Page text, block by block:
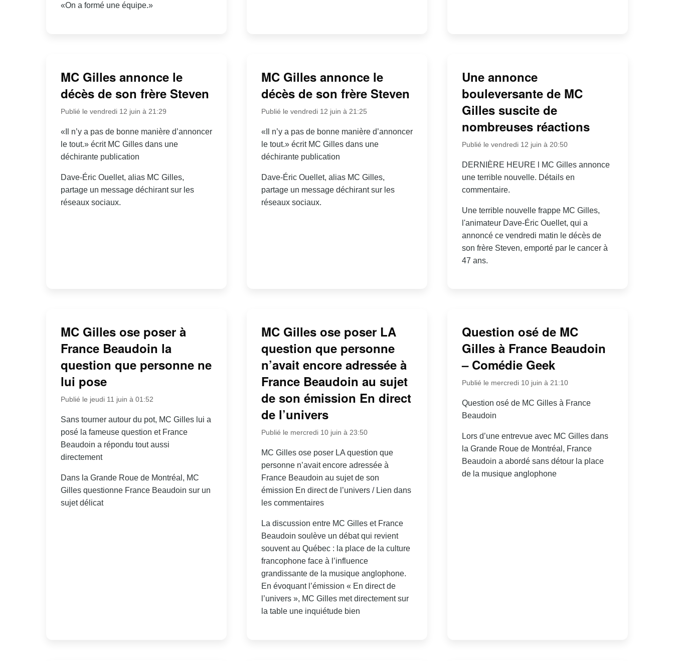
«On a formé une équipe.»
MC Gilles annonce le
décès de son frère Steven
Publié le vendredi 12 juin à 21:29
«Il n’y a pas de bonne manière d’annoncer
le tout.» écrit MC Gilles dans une
déchirante publication
Dave-Éric Ouellet, alias MC Gilles,
partage un message déchirant sur les
réseaux sociaux.
MC Gilles annonce le
décès de son frère Steven
Publié le vendredi 12 juin à 21:25
«Il n’y a pas de bonne manière d’annoncer
le tout.» écrit MC Gilles dans une
déchirante publication
Dave-Éric Ouellet, alias MC Gilles,
partage un message déchirant sur les
réseaux sociaux.
Une annonce
bouleversante de MC
Gilles suscite de
nombreuses réactions
Publié le vendredi 12 juin à 20:50
DERNIÈRE HEURE l MC Gilles annonce
une terrible nouvelle. Détails en
commentaire.
Une terrible nouvelle frappe MC Gilles,
l'animateur Dave-Éric Ouellet, qui a
annoncé ce vendredi matin le décès de
son frère Steven, emporté par le cancer à
47 ans.
MC Gilles ose poser à
France Beaudoin la
question que personne ne
lui pose
Publié le jeudi 11 juin à 01:52
Sans tourner autour du pot, MC Gilles lui a
posé la fameuse question et France
Beaudoin a répondu tout aussi
directement
Dans la Grande Roue de Montréal, MC
Gilles questionne France Beaudoin sur un
sujet délicat
MC Gilles ose poser LA
question que personne
n’avait encore adressée à
France Beaudoin au sujet
de son émission En direct
de l’univers
Publié le mercredi 10 juin à 23:50
MC Gilles ose poser LA question que
personne n’avait encore adressée à
France Beaudoin au sujet de son
émission En direct de l’univers / Lien dans
les commentaires
La discussion entre MC Gilles et France
Beaudoin soulève un débat qui revient
souvent au Québec : la place de la culture
francophone face à l’influence
grandissante de la musique anglophone.
En évoquant l’émission « En direct de
l’univers », MC Gilles met directement sur
la table une inquiétude bien
Question osé de MC
Gilles à France Beaudoin
– Comédie Geek
Publié le mercredi 10 juin à 21:10
Question osé de MC Gilles à France
Beaudoin
Lors d’une entrevue avec MC Gilles dans
la Grande Roue de Montréal, France
Beaudoin a abordé sans détour la place
de la musique anglophone